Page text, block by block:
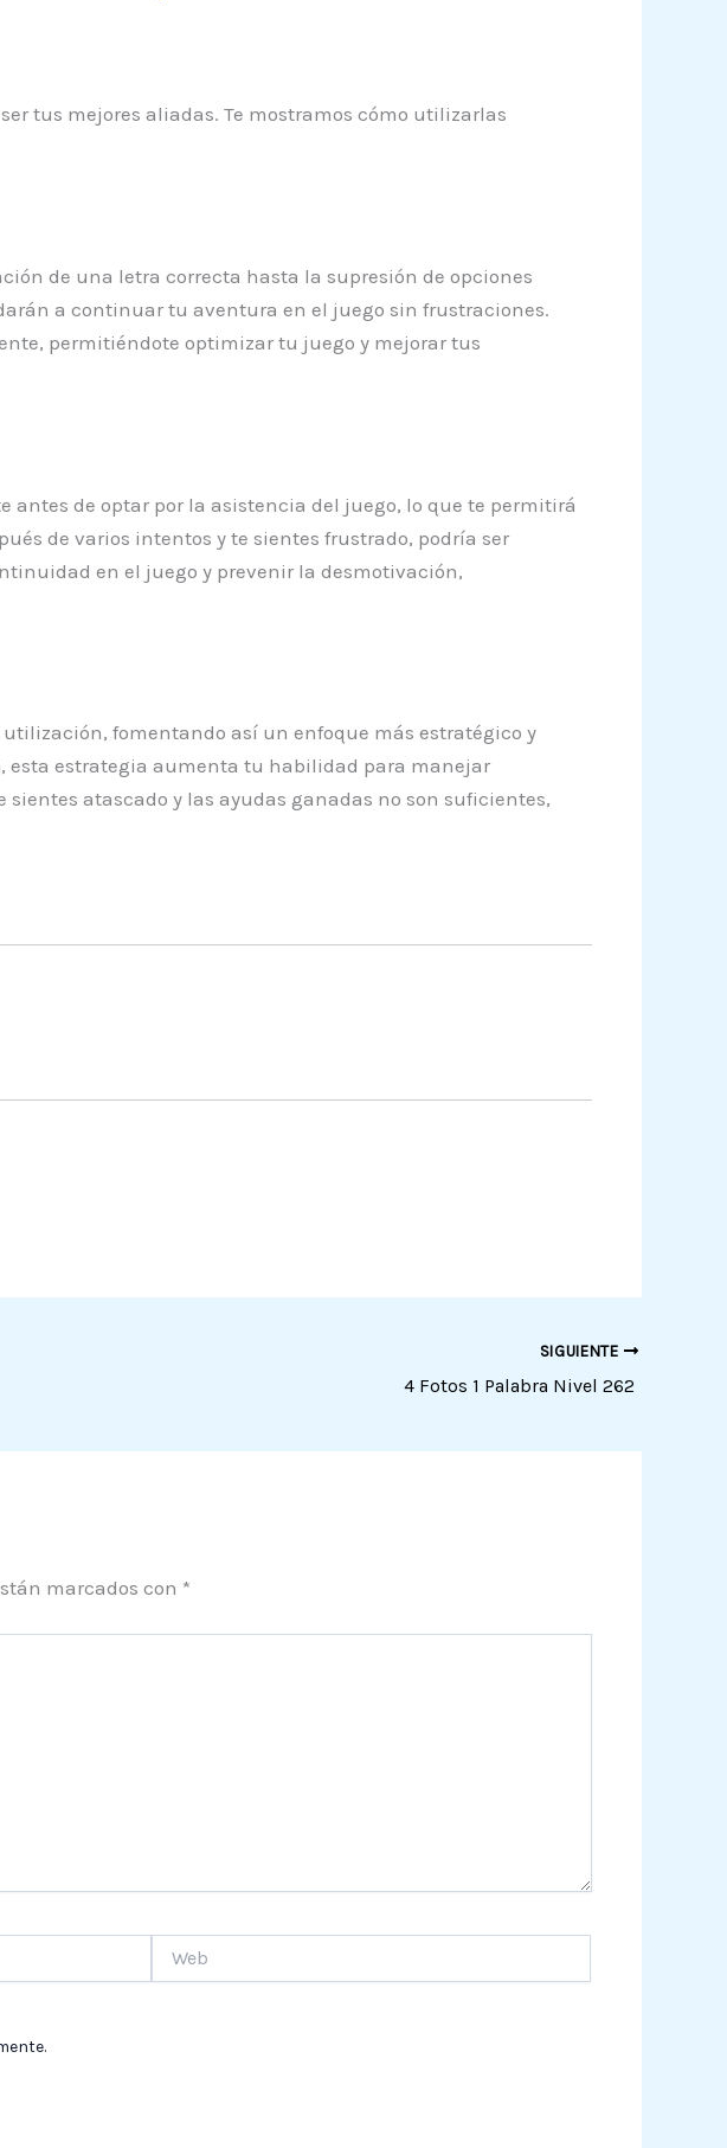
tus mejores aliadas. Te mostramos cómo utilizarlas
de una letra correcta hasta la supresión de opciones
a continuar tu aventura en el juego sin frustraciones.
permitiéndote optimizar tu juego y mejorar tus
de optar por la asistencia del juego, lo que te permitirá
de varios intentos y te sientes frustrado, podría ser
en el juego y prevenir la desmotivación,
fomentando así un enfoque más estratégico y
esta estrategia aumenta tu habilidad para manejar
atascado y las ayudas ganadas no son suficientes,
SIGUIENTE
4 Fotos 1 Palabra Nivel 262
marcados con *